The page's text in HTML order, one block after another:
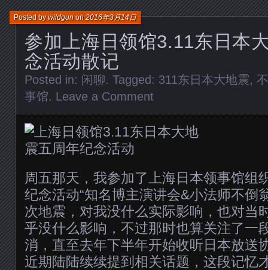
参加上海日领馆3.11东日本
念活动散记
Posted bywildgunon2016年3月14日
Posted in: 闲聊. Tagged: 311东日本大地震,
事馆. Leave a Comment
周五那天，我参加了上海日本领事馆组
纪念活动“知名博主演讲会&小法师不倒
次地震，对我没什么实际影响，也对当
乎没什么影响，不过那时也算关注了一
消，直至去年下半年开始收听日本放送
近期陆陆续续提到相关话题，这段记忆